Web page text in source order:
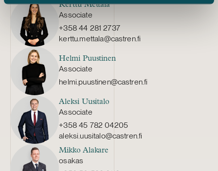
Kerttu Mettälä
Associate
+358 44 281 2737
kerttu.mettala@castren.fi
Helmi Puustinen
Associate
helmi.puustinen@castren.fi
Aleksi Uusitalo
Associate
+358 45 782 04205
aleksi.uusitalo@castren.fi
Mikko Alakare
osakas